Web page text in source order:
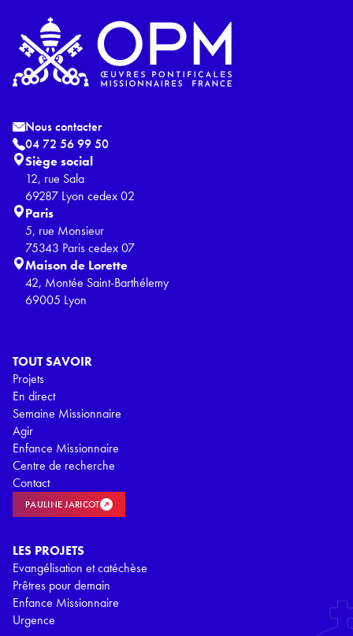
TOUT SAVOIR
Projets
En direct
Semaine Missionnaire
Agir
Enfance Missionnaire
Centre de recherche
Contact
PAULINE JARICOT
LES PROJETS
Evangélisation et catéchèse
Prêtres pour demain
Enfance Missionnaire
Urgence
Nous contacter
04 72 56 99 50
Siège social
12, rue Sala
69287 Lyon cedex 02
Paris
5, rue Monsieur
75343 Paris cedex 07
Maison de Lorette
42, Montée Saint-Barthélemy
69005 Lyon